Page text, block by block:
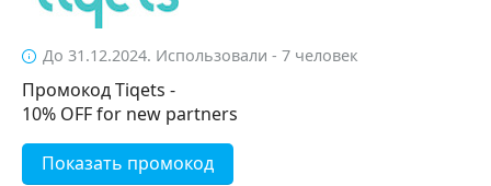
До 31.12.2024. Использовали - 7 человек
Промокод Tiqets -
10% OFF for new partners
Показать промокод